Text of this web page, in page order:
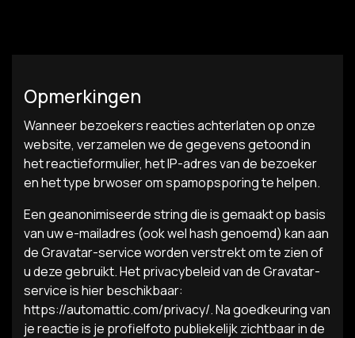
Opmerkingen
Wanneer bezoekers reacties achterlaten op onze
website, verzamelen we de gegevens getoond in
het reactieformulier, het IP-adres van de bezoeker
en het type brwoser om spamopsporing te helpen.
Een geanonimiseerde string die is gemaakt op basis
van uw e-mailadres (ook wel hash genoemd) kan aan
de Gravatar-service worden verstrekt om te zien of
u deze gebruikt. Het privacybeleid van de Gravatar-
service is hier beschikbaar:
https://automattic.com/privacy/. Na goedkeuring van
je reactie is je profielfoto publiekelijk zichtbaar in de